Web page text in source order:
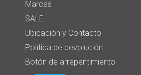
Marcas
SALE
Ubicación y Contacto
Política de devolución
Botón de arrepentimiento